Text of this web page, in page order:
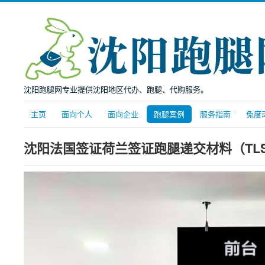
沈阳跑腿网专业提供沈阳地区代办、跑腿、代购服务。
主页 面向个人 面向企业 跑腿案例 服务指南 兔度
沈阳法国签证荷兰签证跑腿递交材料（